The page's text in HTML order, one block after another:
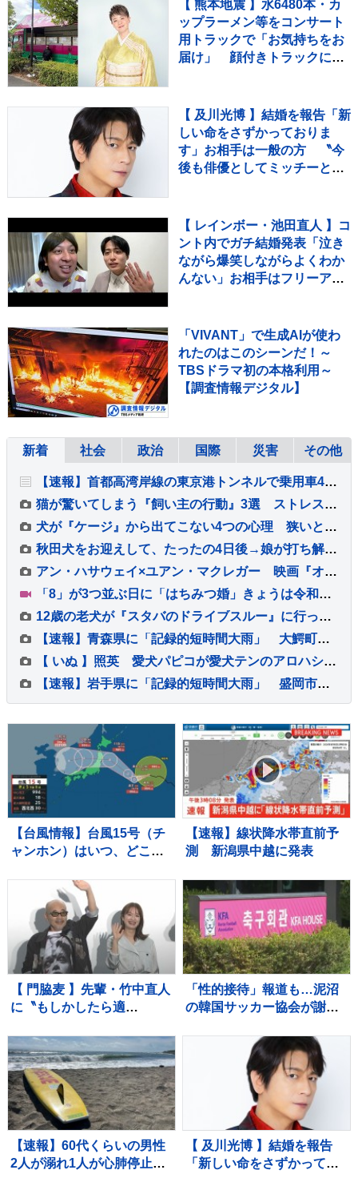
【 熊本地震 】水6480本・カ
ップラーメン等をコンサート
用トラックで「お気持ちをお
届け」 顔付きトラックにた
【 及川光博 】結婚を報告「新
しい命をさずかっておりま
す」お相手は一般の方 〝今
後も俳優としてミッチーとし
【 レインボー・池田直人 】コ
ント内でガチ結婚発表「泣き
ながら爆笑しながらよくわか
んない」お相手はフリーアナ
「VIVANT」で生成AIが使わ
れたのはこのシーンだ！～
TBSドラマ初の本格利用～
【調査情報デジタル】
新着 社会 政治 国際 災害 その他
【速報】首都高湾岸線の東京港トンネルで乗用車4台が絡む玉突き事故 1人がけが 東京・品川区
猫が驚いてしまう『飼い主の行動』3選 ストレスを与える理由から信頼関係への影響まで
犬が『ケージ』から出てこない4つの心理 狭いところにずっといるときの注意点とは？
秋田犬をお迎えして、たったの4日後→娘が打ち解けすぎて…出会ったばかりと思えない『まさかの光景』が93万再生「馴染んでて草」「相棒感ｗ」
アン・ハサウェイ×ユアン・マクレガー 映画『オークストリートの異変』 【IMAX版特別予告映像＆新場面写真7点】解禁！！
「8」が3つ並ぶ日に「はちみつ婚」きょうは令和8年8月8日 婚姻届を出そうと都内の自治体窓口には多くのカップルが…
12歳の老犬が『スタバのドライブスルー』に行った結果→生まれて初めての経験で…尊すぎる光景に2万いいね「ワクワク伝わる」「超かわいい」
【速報】青森県に「記録的短時間大雨」 大鰐町付近で1時間に約90ミリの猛烈な雨 災害警戒 8日16:40時点
【 いぬ 】照英 愛犬パピコが愛犬テンのアロハシャツを着用「ジャストサイズ！」 ポスターとの2ショットにフォロワー「愛が受け継がれてますね」
【速報】岩手県に「記録的短時間大雨」 盛岡市付近で1時間に約100ミリの猛烈な雨 災害警戒 8日16:32時点
【台風情報】台風15号（チ
ャンホン）はいつ、どこ
本や北日本に影響か、大型
で強い台風13号（ドルフィ
ン）引き続き 大雨・暴風・
高潮・うねりを伴った高波
などに厳重警戒必要
【速報】線状降水帯直前予
測 新潟県中越に発表
【 門脇麦 】先輩・竹中直人
に〝もしかしたら適
が望んでると、やる〟「ア
ドリブ」認める
「性的接待」報道も…泥沼
の韓国サッカー協会が謝
会・警察捜索に続き波紋
【速報】60代くらいの男性
2人が溺れ1人が心肺停止
【 及川光博 】結婚を報告
「新しい命をさずかってお